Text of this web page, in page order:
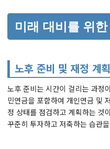
미래 대비를 위
노후 준비 및 재정 계
노후 준비는 시간이 걸리는 과정
민연금을 포함하여 개인연금 및
정 상태를 점검하고 계획하는 것
꾸준히 투자하고 저축하는 습관